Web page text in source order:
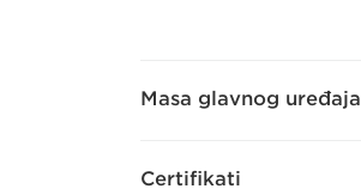
Masa glavnog uređaja
Certifikati